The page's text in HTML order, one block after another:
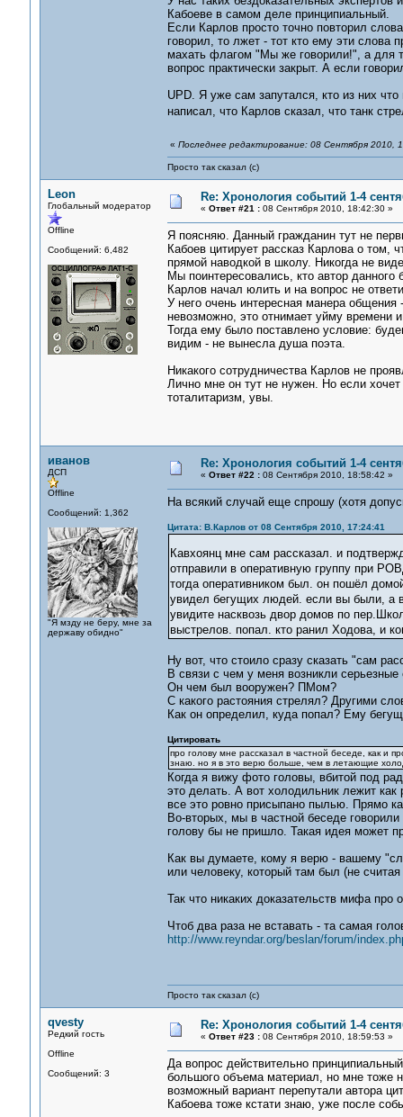
Кабоеве в самом деле принципиальный.
Если Карлов просто точно повторил
говорил, то лжет - тот кто ему эти слова
махать флагом "Мы же говорили!", а для
вопрос практически закрыт. А если
UPD. Я уже сам запутался, кто из них
написал, что Карлов сказал, что танк
« Последнее редактирование: 08 Сентября 2010,
Просто так сказал (с)
Leon
Глобальный модератор
Offline
Сообщений: 6,482
Re: Хронология событий 1-4
« Ответ #21 :08 Сентября 2010, 18:42:30 »
Я поясняю. Данный гражданин тут не
Кабоев цитирует рассказ Карлова о том,
прямой наводкой в школу. Никогда не
Мы поинтересовались, кто автор
Карлов начал юлить и на вопрос не
У него очень интересная манера
невозможно, это отнимает уйму времени
Тогда ему было поставлено условие:
видим - не вынесла душа поэта.
Никакого сотрудничества Карлов не
Лично мне он тут не нужен. Но если хочет
тоталитаризм, увы.
иванов
ДСП
Offline
Сообщений: 1,362
"Я мзду не беру, мне за
державу обидно"
Re: Хронология событий 1-4
« Ответ #22 :08 Сентября 2010, 18:58:42 »
На всякий случай еще спрошу (хотя
Цитата: В.Карлов от 08 Сентября 2010, 17:24:41
Кавхоянц мне сам рассказал. и
отправили в оперативную группу при
тогда оперативником был. он пошёл
увидел бегущих людей. если вы были, а
увидите насквозь двор домов по
выстрелов. попал. кто ранил Ходова, и
Ну вот, что стоило сразу сказать "сам
В связи с чем у меня возникли серьезные
Он чем был вооружен? ПМом?
С какого растояния стрелял? Другими
Как он определил, куда попал? Ему
Цитировать
про голову мне рассказал в частной беседе, как и
знаю. но я в это верю больше, чем в летающие
Когда я вижу фото головы, вбитой под
это делать. А вот холодильник лежит
все это ровно присыпано пылью. Прямо
Во-вторых, мы в частной беседе
голову бы не пришло. Такая идея может
Как вы думаете, кому я верю - вашему
или человеку, который там был (не
Так что никаких доказательств мифа
Чтоб два раза не вставать - та самая
http://www.reyndar.org/beslan/forum/
Просто так сказал (с)
qvesty
Редкий гость
Offline
Сообщений: 3
Re: Хронология событий 1-4
« Ответ #23 :08 Сентября 2010, 18:59:53 »
Да вопрос действительно
большого объема материал, но мне тоже
возможный вариант перепутали автора
Кабоева тоже кстати знаю, уже после